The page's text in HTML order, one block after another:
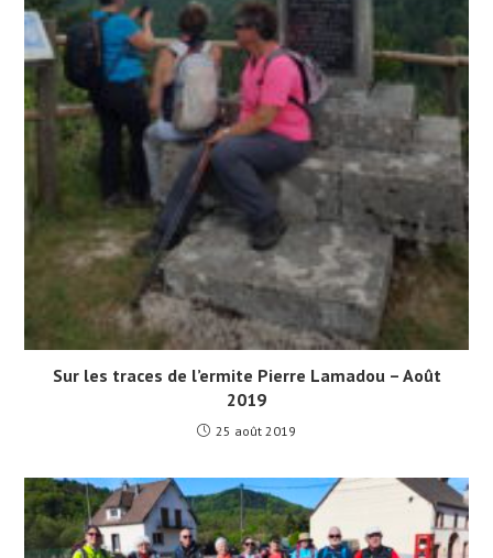
Sur les traces de l’ermite Pierre Lamadou – Août
2019
25 août 2019